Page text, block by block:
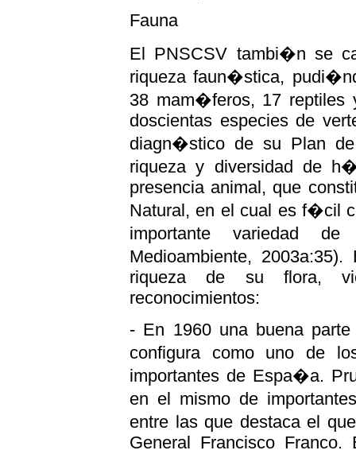
Fauna
El PNSCSV tambi�n se
riqueza faun�stica,
38 mam�feros, 17 reptiles
doscientas especies de
diagn�stico de su Plan
riqueza y diversidad de
presencia animal, que
Natural, en el cual es f�cil
importante variedad
Medioambiente,
riqueza de su flora,
reconocimientos:
- En 1960 una buena
configura como uno de
importantes de Espa�a.
en el mismo de
entre las que destaca el
General Francisco